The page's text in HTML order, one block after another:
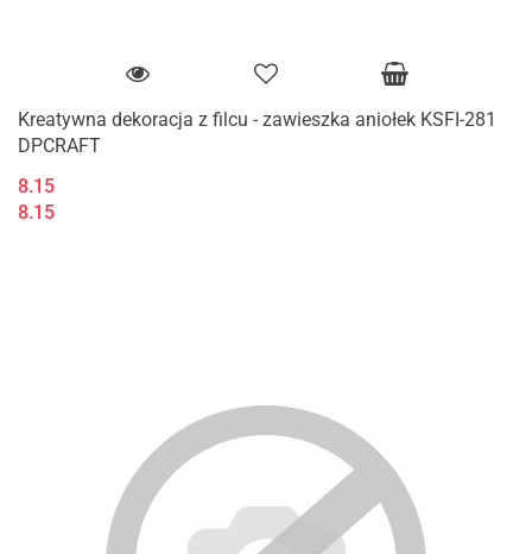
Kreatywna dekoracja z filcu - zawieszka aniołek KSFI-281
DPCRAFT
8.15
8.15